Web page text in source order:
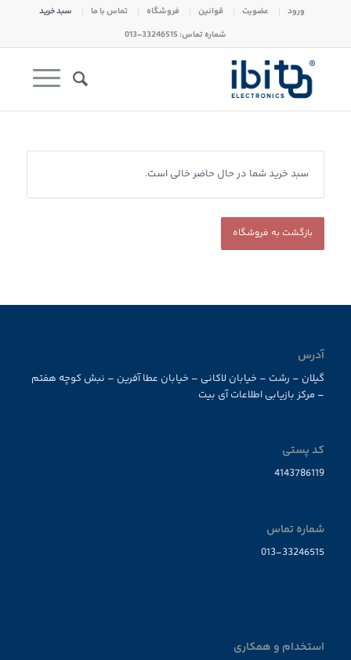
ورود عضویت قوانین فروشگاه تماس با ما
سبد خرید
شماره تماس: 33246515-013
سبد خرید شما در حال حاضر خالی است.
بازگشت به فروشگاه
آدرس
گیلان – رشت – خیابان لاکانی – خیابان عطا آفرین – نبش کوچه هفتم
– مرکز بازیابی اطلاعات آی بیت
کد پستی
4143786119
شماره تماس
013-33246515
استخدام و همکاری